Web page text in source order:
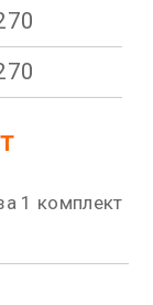
1 комплект